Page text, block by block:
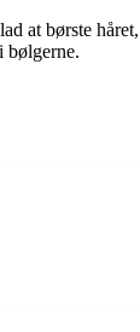
at børste
bølgerne.